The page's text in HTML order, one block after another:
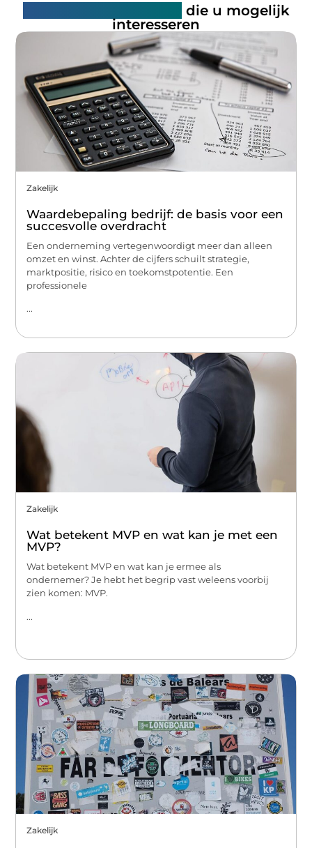
die u mogelijk
interesseren
Zakelijk
Waardebepaling bedrijf: de basis voor een
succesvolle overdracht
Een onderneming vertegenwoordigt meer dan alleen
omzet en winst. Achter de cijfers schuilt strategie,
marktpositie, risico en toekomstpotentie. Een
professionele
...
Zakelijk
Wat betekent MVP en wat kan je met een
MVP?
Wat betekent MVP en wat kan je ermee als
ondernemer? Je hebt het begrip vast weleens voorbij
zien komen: MVP.
...
Zakelijk